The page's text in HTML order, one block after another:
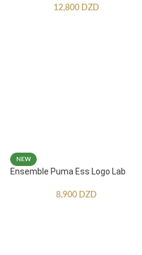
12,800 DZD
NEW
Ensemble Puma Ess Logo Lab
8,900 DZD